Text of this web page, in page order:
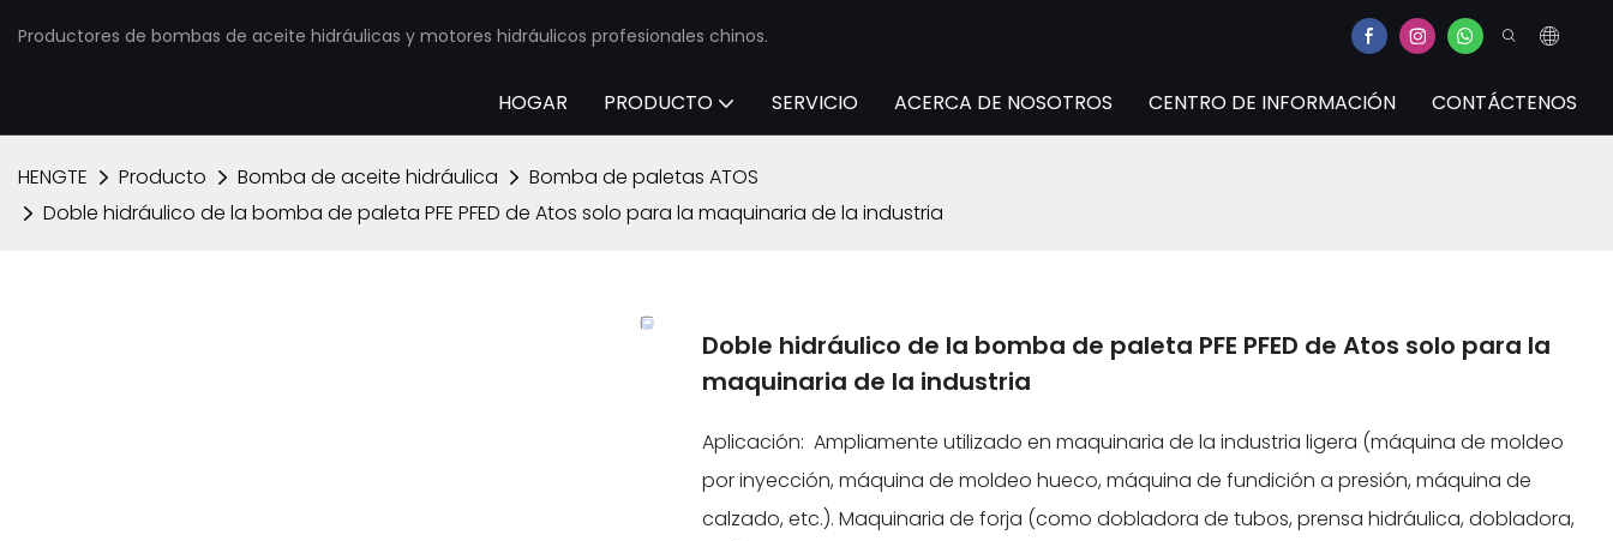
Productores de bombas de aceite hidráulicas y motores hidráulicos profesionales chinos.
HOGAR PRODUCTO SERVICIO ACERCA DE NOSOTROS CENTRO DE INFORMACIÓN CONTÁCTENOS
HENGTE Producto Bomba de aceite hidráulica
Bomba de paletas ATOS
Doble hidráulico de la bomba de paleta PFE PFED de Atos solo para la maquinaria de la industria
Doble hidráulico de la bomba de paleta PFE PFED de Atos solo para la
maquinaria de la industria
Aplicación: Ampliamente utilizado en maquinaria de la industria ligera (máquina de moldeo
por inyección, máquina de moldeo hueco, máquina de fundición a presión, máquina de
calzado, etc.). Maquinaria de forja (como dobladora de tubos, prensa hidráulica, dobladora,